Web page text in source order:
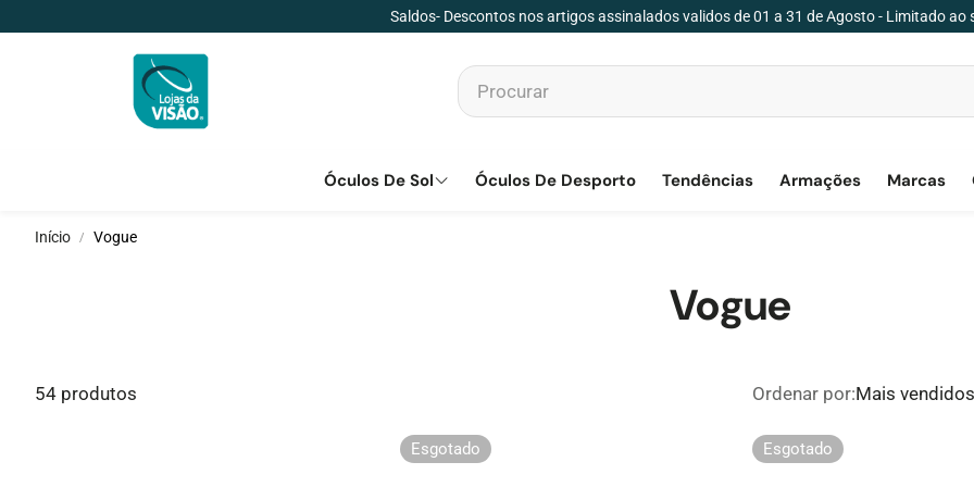
Saldos- Descontos nos artigos assinalados validos de 01 a 31 de Agosto - Limitado ao
Óculos De Sol Óculos De Desporto Tendências Armações Marcas
Início Vogue
Vogue
54 produtos Ordenar por:Mais vendidos
Esgotado Esgotado